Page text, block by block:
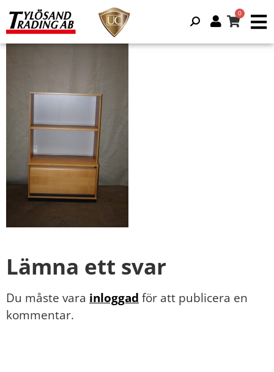
Lämna ett svar
Du måste vara inloggad för att publicera en
kommentar.